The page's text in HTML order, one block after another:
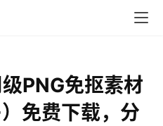
PNG免抠素材
免费下载，分